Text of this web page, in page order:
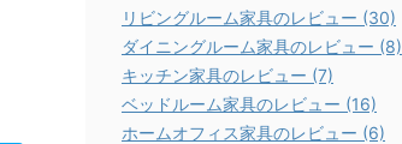
リビングルーム家具のレビュー (30)
ダイニングルーム家具のレビュー (8)
キッチン家具のレビュー (7)
ベッドルーム家具のレビュー (16)
ホームオフィス家具のレビュー (6)